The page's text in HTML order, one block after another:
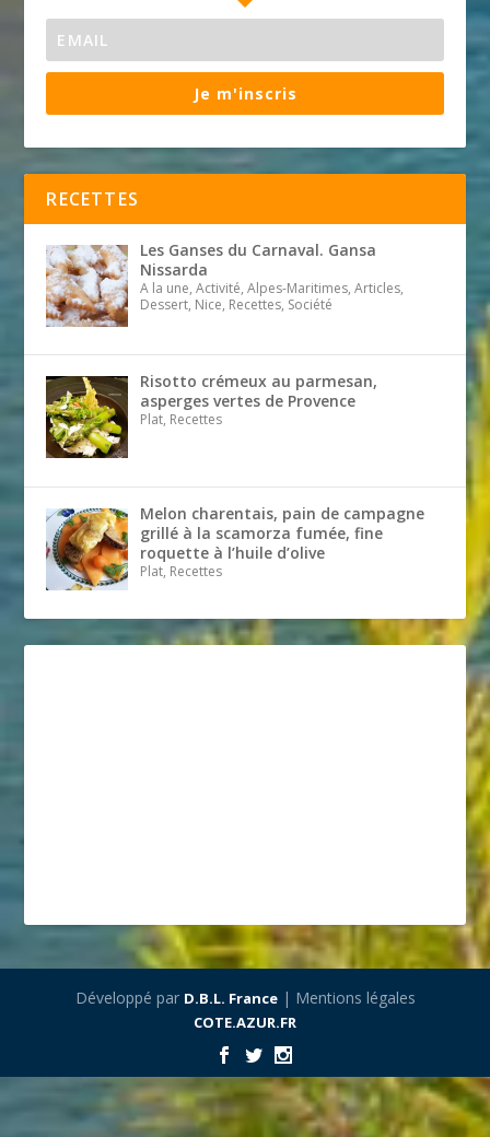
Je m'inscris
RECETTES
Les Ganses du Carnaval. Gansa
Nissarda
A la une, Activité, Alpes-Maritimes, Articles,
Dessert, Nice, Recettes, Société
Risotto crémeux au parmesan,
asperges vertes de Provence
Plat, Recettes
Melon charentais, pain de campagne
grillé à la scamorza fumée, fine
roquette à l’huile d’olive
Plat, Recettes
Développé par D.B.L. France| Mentions légales
COTE.AZUR.FR